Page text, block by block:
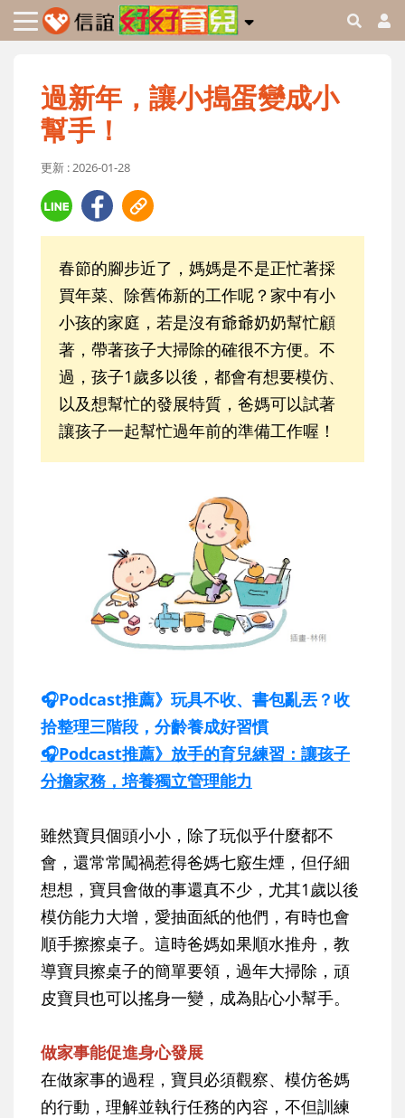
過新年，讓小搗蛋變成小
幫手！
更新 : 2026-01-28
春節的腳步近了，媽媽是不是正忙著採
買年菜、除舊佈新的工作呢？家中有小
小孩的家庭，若是沒有爺爺奶奶幫忙顧
著，帶著孩子大掃除的確很不方便。不
過，孩子1歲多以後，都會有想要模仿、
以及想幫忙的發展特質，爸媽可以試著
讓孩子一起幫忙過年前的準備工作喔！
🎧Podcast推薦》玩具不收、書包亂丟？收
拾整理三階段，分齡養成好習慣
🎧Podcast推薦》放手的育兒練習：讓孩子
分擔家務，培養獨立管理能力
雖然寶貝個頭小小，除了玩似乎什麼都不
會，還常常闖禍惹得爸媽七竅生煙，但仔細
想想，寶貝會做的事還真不少，尤其1歲以後
模仿能力大增，愛抽面紙的他們，有時也會
順手擦擦桌子。這時爸媽如果順水推舟，教
導寶貝擦桌子的簡單要領，過年大掃除，頑
皮寶貝也可以搖身一變，成為貼心小幫手。
做家事能促進身心發展
在做家事的過程，寶貝必須觀察、模仿爸媽
的行動，理解並執行任務的內容，不但訓練